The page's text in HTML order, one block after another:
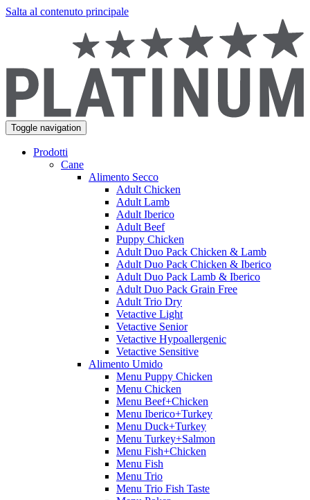
Salta al contenuto principale
Toggle navigation
Prodotti
Cane
Alimento Secco
Adult Chicken
Adult Lamb
Adult Iberico
Adult Beef
Puppy Chicken
Adult Duo Pack Chicken & Lamb
Adult Duo Pack Chicken & Iberico
Adult Duo Pack Lamb & Iberico
Adult Duo Pack Grain Free
Adult Trio Dry
Vetactive Light
Vetactive Senior
Vetactive Hypoallergenic
Vetactive Sensitive
Alimento Umido
Menu Puppy Chicken
Menu Chicken
Menu Beef+Chicken
Menu Iberico+Turkey
Menu Duck+Turkey
Menu Turkey+Salmon
Menu Fish+Chicken
Menu Fish
Menu Trio
Menu Trio Fish Taste